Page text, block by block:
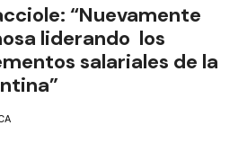
“Nuevamente
liderando los
salariales de la